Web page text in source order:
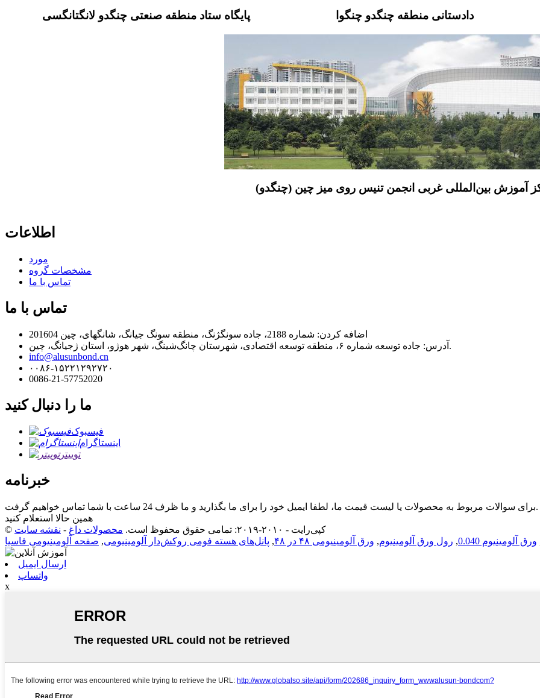
پایگاه ستاد منطقه صنعتی چنگدو لانگتانگسی دادستانی منطقه چنگدو چنگوا
آموزش بین‌المللی غربی انجمن تنیس روی میز چین (چنگدو)
اطلاعات
مورد
مشخصات گروه
تماس با ما
تماس با ما
اضافه کردن: شماره 2188، جاده سونگژنگ، منطقه سونگ جیانگ، شانگهای، چین 201604
آدرس: جاده توسعه شماره ۶، منطقه توسعه اقتصادی، شهرستان چانگ‌شینگ، شهر هوژو، استان ژجیانگ، چین.
info@alusunbond.cn
۰۰۸۶-۱۵۲۲۱۲۹۲۷۲۰
0086-21-57752020
ما را دنبال کنید
فیسبوک
اینستاگرام
توییتر
خبرنامه
برای سوالات مربوط به محصولات یا لیست قیمت ما، لطفا ایمیل خود را برای ما بگذارید و ما ظرف 24 ساعت با شما تماس خواهیم گرفت.
همین حالا استعلام کنید
© کپی‌رایت - ۲۰۱۰-۲۰۱۹: تمامی حقوق محفوظ است.
محصولات داغ - نقشه سایت
ورق آلومینیوم 0.040 , رول ورق آلومینیوم, ورق آلومینیومی ۴۸ در ۴۸ , پانل‌های هسته فومی روکش‌دار آلومینیومی, صفحه آلومینیومی فاسیا
ارسال ایمیل
واتساپ
x